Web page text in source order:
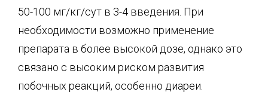
50-100 мг/кг/сут в 3-4 введения. При
необходимости возможно применение
препарата в более высокой дозе, однако это
связано с высоким риском развития
побочных реакций, особенно диареи.